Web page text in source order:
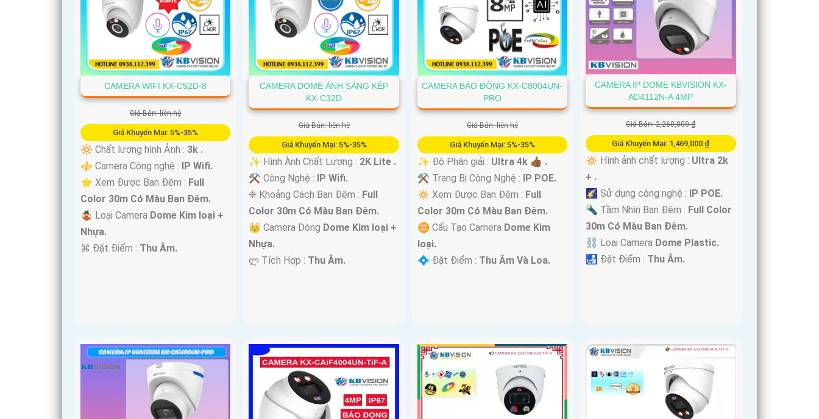
CAMERA WIFI KX-C52D-8
Giá Bán: liên hệ
Giá Khuyến Mại: 5%-35%
🔆 Chất lượng hình Ảnh : 3k .
⚜️ Camera Công nghệ : IP Wifi.
⭐ Xem Được Ban Đêm : Full
Color 30m Có Màu Ban Ðêm.
🤹 Loại Camera Dome Kim loại +
Nhựa.
️⌘ Đặt Điểm : Thu Âm.
CAMERA DOME ÁNH SÁNG KÉP
KX-C32D
Giá Bán: liên hệ
Giá Khuyến Mại: 5%-35%
✨ Hình Ành Chất Lượng : 2K Lite .
⚒ Công Nghệ : IP Wifi.
❈ Khoảng Cách Ban Đêm : Full
Color 30m Có Màu Ban Ðêm.
👑 Camera Dòng Dome Kim loại +
Nhựa.
️ლ Tích Hợp : Thu Âm.
CAMERA BÁO ĐỘNG KX-C8004UN-
PRO
Giá Bán: liên hệ
Giá Khuyến Mại: 5%-35%
✨ Độ Phân giải : Ultra 4k 👍🏾 .
⚒ Trang Bị Công Nghệ : IP POE.
🔅 Xem Được Ban Đêm : Full
Color 30m Có Màu Ban Ðêm.
♊ Cấu Tạo Camera Dome Kim
loại.
️💠 Đặt Điểm : Thu Âm Và Loa.
CAMERA IP DOME KBVISION KX-
AD4112N-A 4MP
Giá Bán: 2,260,000 ₫
Giá Khuyến Mại: 1,469,000 ₫
🔅 Hình ảnh chất lượng : Ultra 2k
+ .
🌠 Sử dụng công nghệ : IP POE.
🔦 Tầm Nhìn Ban Đêm : Full Color
30m Có Màu Ban Ðêm.
⛓ Loại Camera Dome Plastic.
️🛃 Đặt Điểm : Thu Âm.